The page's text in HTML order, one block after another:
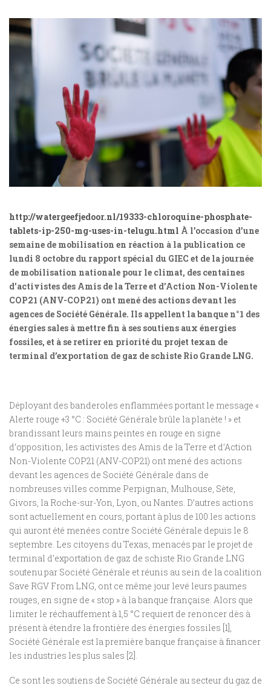
http://watergeefjedoor.nl/19333-chloroquine-phosphate-
tablets-ip-250-mg-uses-in-telugu.html À l’occasion d’une
semaine de mobilisation en réaction à la publication ce
lundi 8 octobre du rapport spécial du GIEC et de la journée
de mobilisation nationale pour le climat, des centaines
d’activistes des Amis de la Terre et d’Action Non-Violente
COP21 (ANV-COP21) ont mené des actions devant les
agences de Société Générale. Ils appellent la banque n°1 des
énergies sales à mettre fin à ses soutiens aux énergies
fossiles, et à se retirer en priorité du projet texan de
terminal d’exportation de gaz de schiste Rio Grande LNG.
Déployant des banderoles enflammées portant le message «
Alerte rouge +3 °C : Société Générale brûle la planète ! » et
brandissant leurs mains peintes en rouge en signe
d’opposition, les activistes des Amis de la Terre et d’Action
Non-Violente COP21 (ANV-COP21) ont mené des actions
devant les agences de Société Générale dans de
nombreuses villes comme Perpignan, Mulhouse, Sète,
Givors, la Roche-sur-Yon, Lyon, ou Nantes. D’autres actions
sont actuellement en cours, portant à plus de 100 les actions
qui auront été menées contre Société Générale depuis le 8
septembre. Les citoyens du Texas, menacés par le projet de
terminal d’exportation de gaz de schiste Rio Grande LNG
soutenu par Société Générale et réunis au sein de la coalition
Save RGV From LNG, ont ce même jour levé leurs paumes
rouges, en signe de « stop » à la banque française. Alors que
limiter le réchauffement à 1,5 °C requiert de renoncer dès à
présent à étendre la frontière des énergies fossiles [1],
Société Générale est la première banque française à financer
les industries les plus sales [2].
Ce sont les soutiens de Société Générale au secteur du gaz de